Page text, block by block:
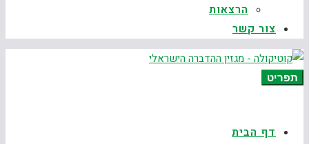
הרצאות
צור קשר
תפריט
דף הבית